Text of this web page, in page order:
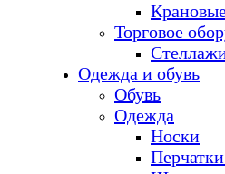
Торговое
Одежда и обувь
Обувь
Одежда
Носки